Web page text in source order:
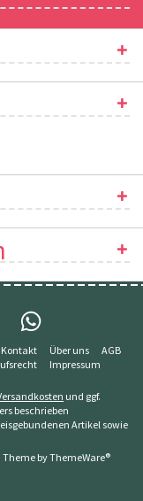
Kontakt Über uns
AGB
Impressum
und ggf.
beschrieben
Artikel sowie
Theme byThemeWare®